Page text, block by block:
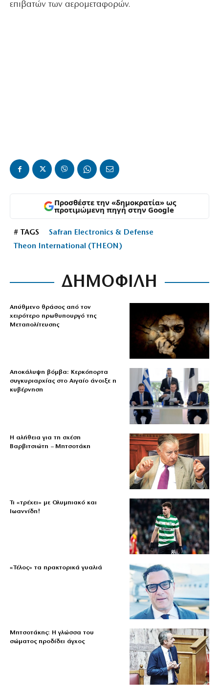
επιβατών των αερομεταφορών.
Προσθέστε την «δημοκρατία» ως
προτιμώμενη πηγή στην Google
# TAGS
Safran Electronics & Defense
Theon International (THEON)
ΔΗΜΟΦΙΛΗ
Απύθμενο θράσος από τον
χειρότερο πρωθυπουργό της
Μεταπολίτευσης
Αποκάλυψη βόμβα: Κερκόπορτα
συγκυριαρχίας στο Αιγαίο άνοιξε η
κυβέρνηση
Η αλήθεια για τη σχέση
Βαρβιτσιώτη – Μητσοτάκη
Τι «τρέχει» με Ολυμπιακό και
Ιωαννίδη!
«Τέλος» τα πρακτορικά γυαλιά
Μητσοτάκης: Η γλώσσα του
σώματος προδίδει άγχος